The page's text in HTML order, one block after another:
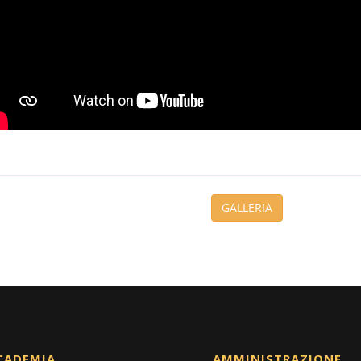
GALLERIA